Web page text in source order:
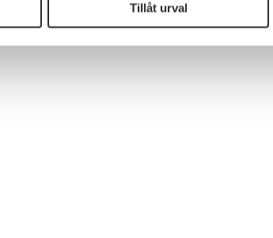
att anpassa innehållet och annonserna till
Vi vidarebefordrar även sådana
Tillåt urval